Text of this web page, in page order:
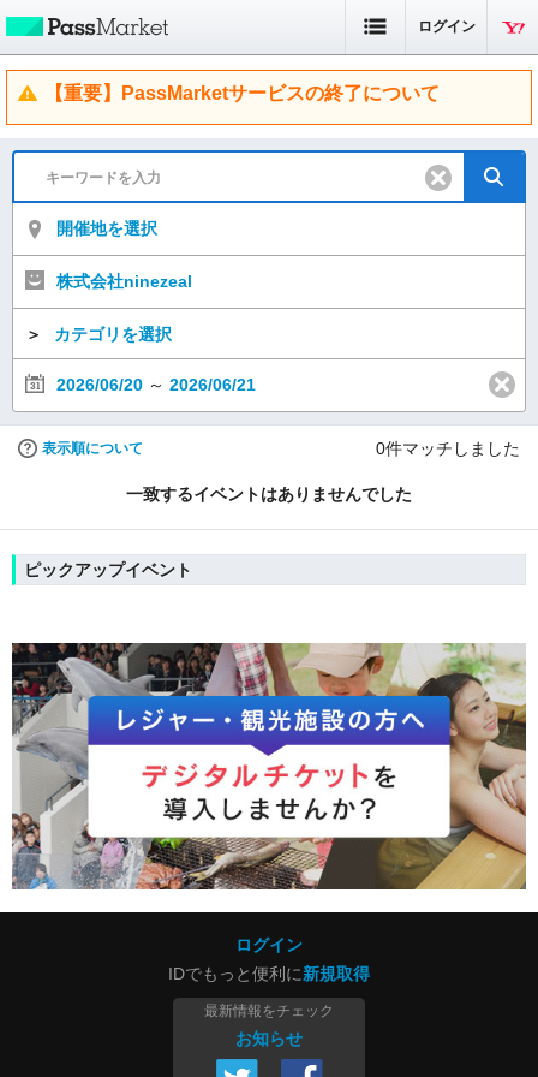
ログイン
【重要】PassMarketサービスの終了について
開催地を選択
株式会社ninezeal
＞ カテゴリを選択
2026/06/20 ～ 2026/06/21
表示順について 0件マッチしました
一致するイベントはありませんでした
ピックアップイベント
ログイン
IDでもっと便利に新規取得
最新情報をチェック
お知らせ